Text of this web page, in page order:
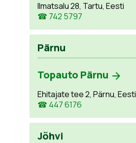
Ilmatsalu 28, Tartu, Eesti
☎ 742 5797
Pärnu
Topauto Pärnu
Ehitajate tee 2, Pärnu, Eesti
☎ 447 6176
Jõhvi